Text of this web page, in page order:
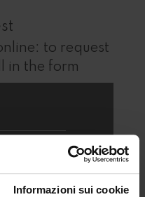
Informazioni sui cookie
to request
in the form